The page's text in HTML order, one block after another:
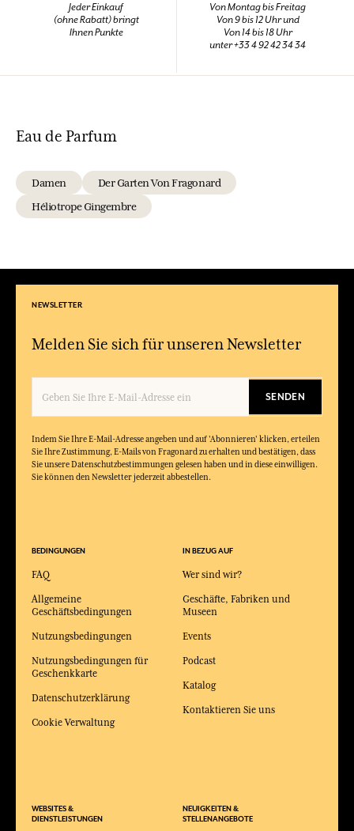
Jeder Einkauf
(ohne Rabatt) bringt
Ihnen Punkte
Von Montag bis Freitag
Von 9 bis 12 Uhr und
Von 14 bis 18 Uhr
unter +33 4 92 42 34 34
Eau de Parfum
Damen
Der Garten Von Fragonard
Héliotrope Gingembre
NEWSLETTER
Melden Sie sich für unseren Newsletter
SENDEN
Indem Sie Ihre E-Mail-Adresse angeben und auf 'Abonnieren' klicken, erteilen
Sie Ihre Zustimmung, E-Mails von Fragonard zu erhalten und bestätigen, dass
Sie unsere Datenschutzbestimmungen gelesen haben und in diese einwilligen.
Sie können den Newsletter jederzeit abbestellen.
BEDINGUNGEN
FAQ
Allgemeine
Geschäftsbedingungen
Nutzungsbedingungen
Nutzungsbedingungen für
Geschenkkarte
Datenschutzerklärung
Cookie Verwaltung
WEBSITES &
DIENSTLEISTUNGEN
IN BEZUG AUF
Wer sind wir?
Geschäfte, Fabriken und
Museen
Events
Podcast
Katalog
Kontaktieren Sie uns
NEUIGKEITEN &
STELLENANGEBOTE